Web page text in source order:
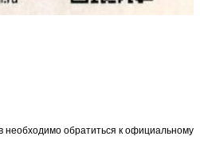
необходимо обратиться к официальному